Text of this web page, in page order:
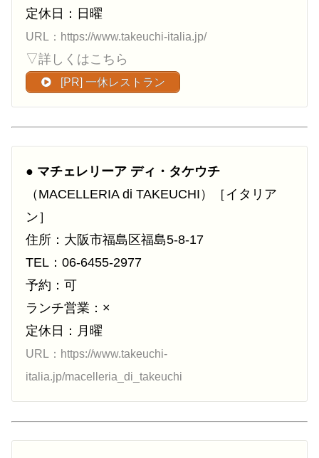
定休日：日曜
URL：https://www.takeuchi-italia.jp/
▽詳しくはこちら
[PR] 一休レストラン
● マチェレリーア ディ・タケウチ
（MACELLERIA di TAKEUCHI）［イタリア
ン］
住所：大阪市福島区福島5-8-17
TEL：06-6455-2977
予約：可
ランチ営業：×
定休日：月曜
URL：https://www.takeuchi-
italia.jp/macelleria_di_takeuchi